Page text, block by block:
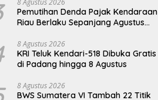
8 Agustus 2026
Pemutihan Denda Pajak Kendaraan
Riau Berlaku Sepanjang Agustus
8 Agustus 2026
KRI Teluk Kendari-518 Dibuka Gratis
di Padang hingga 8 Agustus
8 Agustus 2026
BWS Sumatera VI Tambah 22 Titik